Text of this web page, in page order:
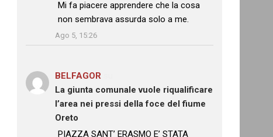
: “
Mi fa piacere apprendere che la cosa
non sembrava assurda solo a me.
Ago 5, 15:26
BELFAGOR
La giunta comunale vuole riqualificare
l’area nei pressi della foce del fiume
Oreto
: “
PIAZZA SANT’ ERASMO E’ STATA